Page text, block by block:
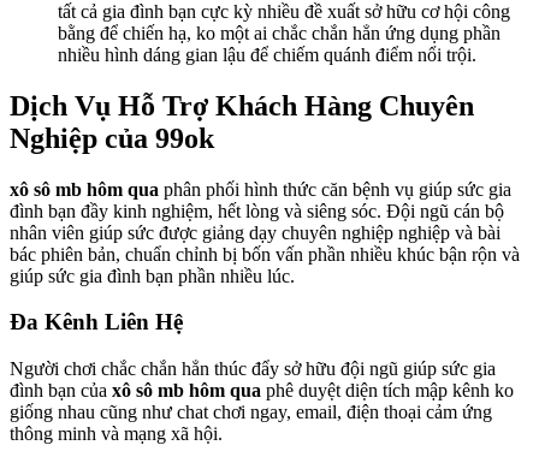
tất cả gia đình bạn cực kỳ nhiều đề xuất sở hữu cơ hội công
bằng để chiến hạ, ko một ai chắc chắn hẳn ứng dụng phần
nhiều hình dáng gian lậu để chiếm quánh điểm nổi trội.
Dịch Vụ Hỗ Trợ Khách Hàng Chuyên
Nghiệp của 99ok
xô sô mb hôm qua phân phối hình thức căn bệnh vụ giúp sức gia
đình bạn đầy kinh nghiệm, hết lòng và siêng sóc. Đội ngũ cán bộ
nhân viên giúp sức được giảng dạy chuyên nghiệp nghiệp và bài
bác phiên bản, chuẩn chỉnh bị bốn vấn phần nhiều khúc bận rộn và
giúp sức gia đình bạn phần nhiều lúc.
Đa Kênh Liên Hệ
Người chơi chắc chắn hẳn thúc đẩy sở hữu đội ngũ giúp sức gia
đình bạn của xô sô mb hôm qua phê duyệt diện tích mập kênh ko
giống nhau cũng như chat chơi ngay, email, điện thoại cảm ứng
thông minh và mạng xã hội.